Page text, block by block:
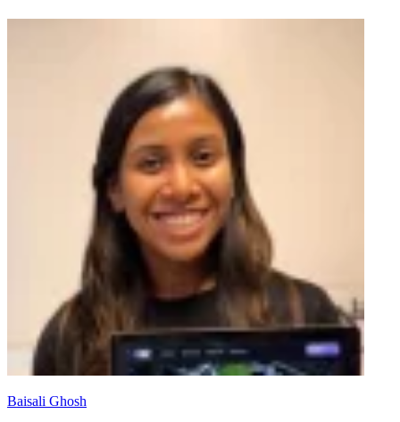
Baisali Ghosh